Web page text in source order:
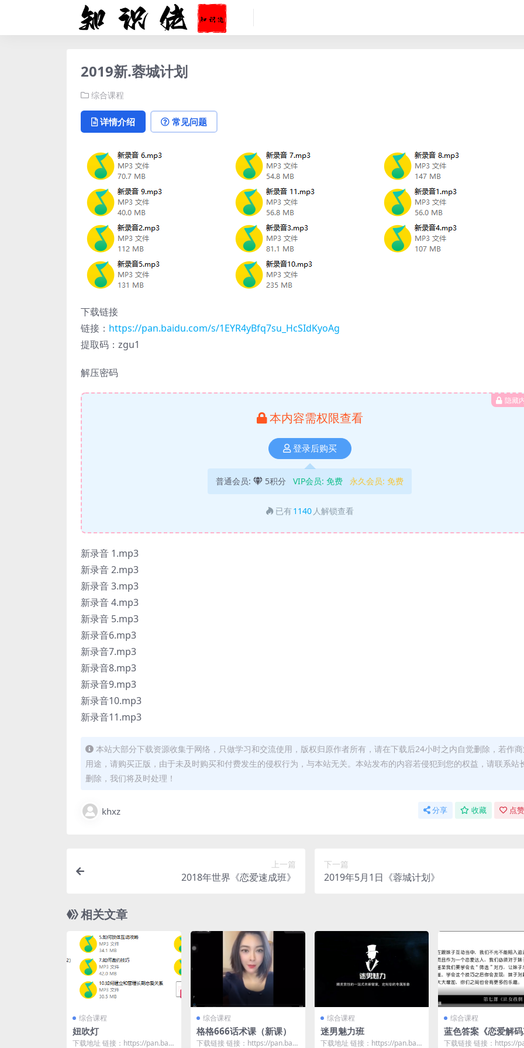
2019新.蓉城计划
综合课程
详情介绍 常见问题
下载链接
链接： https://pan.baidu.com/s/1EYR4yBfq7su_HcSIdKyoAg
提取码：zgu1
解压密码
隐藏
本内容需权限查看
登录后购买
普通会员: 5积分 VIP会员: 免费 永久会员: 免费
已有 1140 人解锁查看
新录音 1.mp3
新录音 2.mp3
新录音 3.mp3
新录音 4.mp3
新录音 5.mp3
新录音6.mp3
新录音7.mp3
新录音8.mp3
新录音9.mp3
新录音10.mp3
新录音11.mp3
本站大部分下载资源收集于网络，只做学习和交流使用，版权归原作者所有，请在下载后24小时之内自觉删除，若作
用途，请购买正版，由于未及时购买和付费发生的侵权行为，与本站无关。本站发布的内容若侵犯到您的权益，请联系站
删除，我们将及时处理！
khxz 分享 收藏 点
上一篇
2018年世界《恋爱速成班》
下一篇
2019年5月1日《蓉城计划》
相关文章
综合课程
妞吹灯
下载地址 链接：https://pan.baid
综合课程
格格666话术课（新课）
下载链接 链接：https://pan.baid
综合课程
迷男魅力班
下载地址 链接：https://pan.baid
综合课程
蓝色答案《恋爱解
下载链接 链接：https://